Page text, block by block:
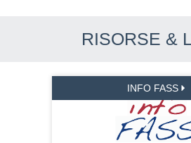
RISORSE &
INFO FASS